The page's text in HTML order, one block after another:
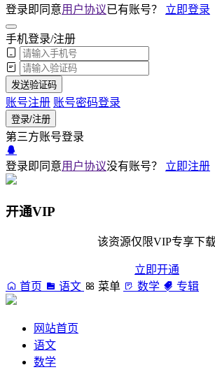
登录即同意用户协议已有账号？ 立即登录
手机登录/注册
发送验证码
账号注册 账号密码登录
登录/注册
第三方账号登录
登录即同意用户协议没有账号？ 立即注册
开通VIP
该资源仅限VIP专享下
立即开通
首页
语文 菜单 数学 专辑
网站首页
语文
数学